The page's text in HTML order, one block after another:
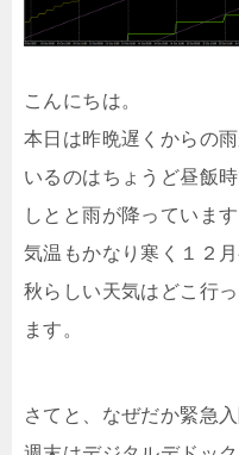
こんにちは。
本日は昨晩遅くからの
いるのはちょうど昼飯
しとと雨が降っています
気温もかなり寒く１２
秋らしい天気はどこ行
ます。
さてと、なぜだか緊急